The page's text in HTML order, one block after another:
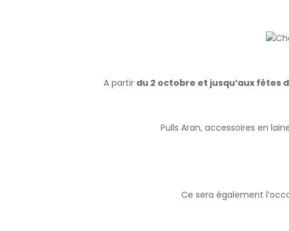
A partir du 2 octobre et jusqu’aux fêtes
Pulls Aran, accessoires en
Ce sera également